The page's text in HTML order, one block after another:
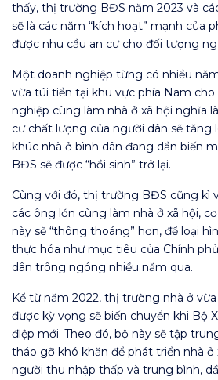
thấy, thị trường BĐS năm 2023 và
sẽ là các năm “kích hoạt” mạnh của
được nhu cầu an cư cho đối tượng
Một doanh nghiệp từng có nhiều
vừa túi tiền tại khu vực phía Nam cho
nghiệp cùng làm nhà ở xã hội nghĩa
cư chất lượng của người dân sẽ tăng
khúc nhà ở bình dân đang dần biến
BĐS sẽ được “hồi sinh” trở lại.
Cùng với đó, thị trường BĐS cũng kì
các ông lớn cùng làm nhà ở xã hội,
này sẽ “thông thoáng” hơn, để loại
thực hóa như mục tiêu của Chính
dân trông ngóng nhiều năm qua.
Kể từ năm 2022, thị trường nhà ở
được kỳ vọng sẽ biến chuyển khi Bộ
điệp mới. Theo đó, bộ này sẽ tập
tháo gỡ khó khăn để phát triển nhà ở
người thu nhập thấp và trung bình,